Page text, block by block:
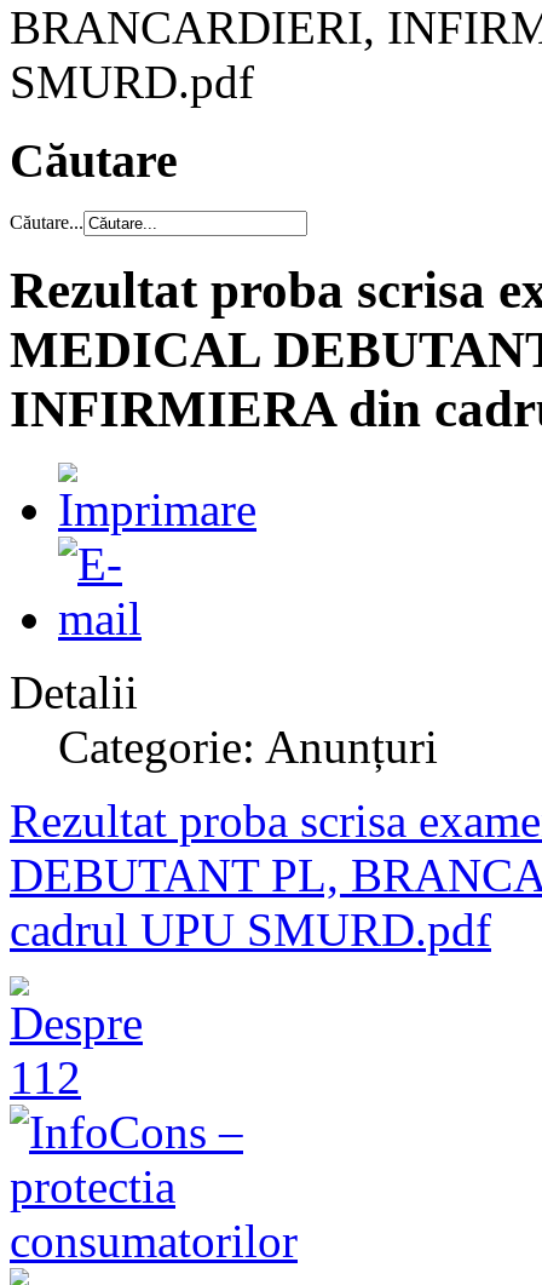
BRANCARDIERI,
SMURD.pdf
Căutare
Căutare...
Rezultat proba scrisa
MEDICAL
INFIRMIERA din
Detalii
Categorie: Anunțuri
Rezultat proba scrisa
DEBUTANT PL,
cadrul UPU SMURD.pdf